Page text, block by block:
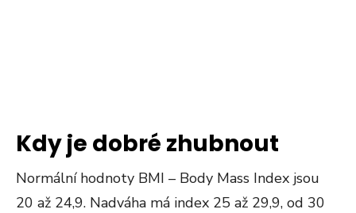
Kdy je dobré zhubnout
Normální hodnoty BMI – Body Mass Index jsou
20 až 24,9. Nadváha má index 25 až 29,9, od 30